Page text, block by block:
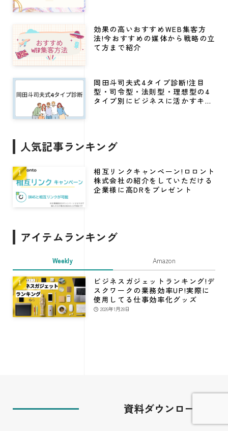
効果の高いおすすめWEB集客方
法!今おすすめの媒体から戦略の立
て方まで紹介
岡田斗司夫式4タイプ診断!注目
型・司令型・法則型・理想型の4
タイプ別にビジネスに活かすキャ
人気記事ランキング
相互リンクキャンペーン!ロロント
株式会社の紹介をしていただける
企業様に高DRをプレゼント
アイテムランキング
Weekly Amazon
ビジネスガジェットランキング!デ
スクワークの業務効率UP!実際に
使用してる仕事効率化グッズ
2026年1月28日
資料ダウンロード